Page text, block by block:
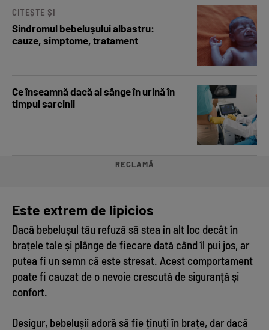
CITEȘTE ȘI
Sindromul bebelușului albastru:
cauze, simptome, tratament
Ce înseamnă dacă ai sânge în urină în
timpul sarcinii
RECLAMĂ
Este extrem de lipicios
Dacă bebelușul tău refuză să stea în alt loc decât în
brațele tale și plânge de fiecare dată când îl pui jos, ar
putea fi un semn că este stresat. Acest comportament
poate fi cauzat de o nevoie crescută de siguranță și
confort.
Desigur, bebelușii adoră să fie ținuți în brațe, dar dacă